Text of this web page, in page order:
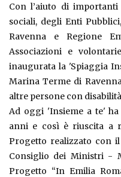
Con l’aiuto di
sociali, degli Enti
Ravenna e Regione
Associazioni e
inaugurata la 'Spiaggia
Marina Terme di
altre persone con
Ad oggi 'Insieme a te'
anni e così è riuscita a
Progetto realizzato con
Consiglio dei Ministri -
Progetto “In Emilia